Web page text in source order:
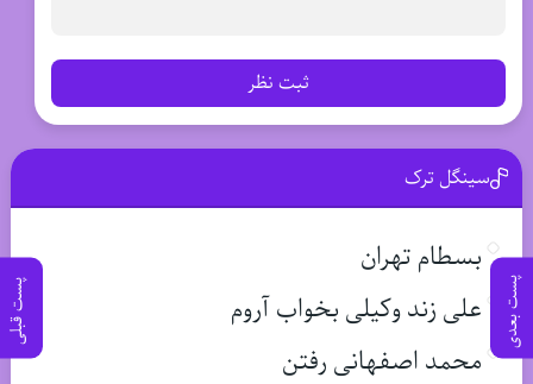
پست بعدی پست قبلی
ثبت نظر
سینگل ترک
بسطام تهران
علی زند وکیلی بخواب آروم
محمد اصفهانی رفتن